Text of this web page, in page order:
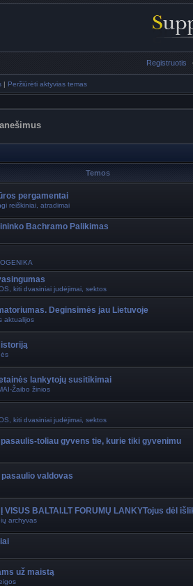
Registruotis
| Peržiūrėti aktyvias temas
Temos
pergamentai
reiškiniai, atradimai
Bachramo Palikimas
kiti dvasiniai judėjimai, sektos
Deginsimės jau Lietuvoje
aktualijos
lankytojų susitikimai
Žaibo žinios
kiti dvasiniai judėjimai, sektos
pasaulis-toliau gyvens tie, kurie tiki gyvenimu
pasaulio valdovas
VISUS BALTAI.LT FORUMŲ LANKYTojus dėl
archyvas
už maistą